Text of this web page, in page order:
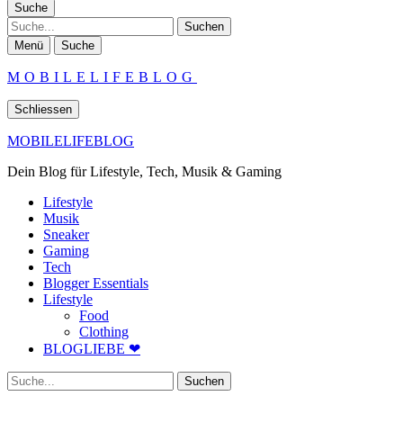
Suche
Suche
Menü Suche
MOBILELIFEBLOG
Schliessen
MOBILELIFEBLOG
Dein Blog für Lifestyle, Tech, Musik & Gaming
Lifestyle
Musik
Sneaker
Gaming
Tech
Blogger Essentials
Lifestyle
Food
Clothing
BLOGLIEBE ❤
Suche